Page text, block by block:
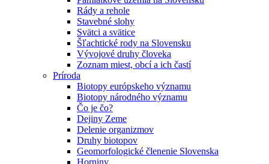
Rády a rehole
Stavebné slohy
Svätci a svätice
Šľachtické rody na Slovensku
Vývojové druhy človeka
Zoznam miest, obcí a ich častí
Príroda
Biotopy európskeho významu
Biotopy národného významu
Čo je čo?
Dejiny Zeme
Delenie organizmov
Druhy biotopov
Geomorfologické členenie Slovenska
Horniny